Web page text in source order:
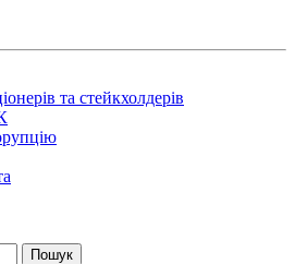
та стейкхолдерів
Пошук